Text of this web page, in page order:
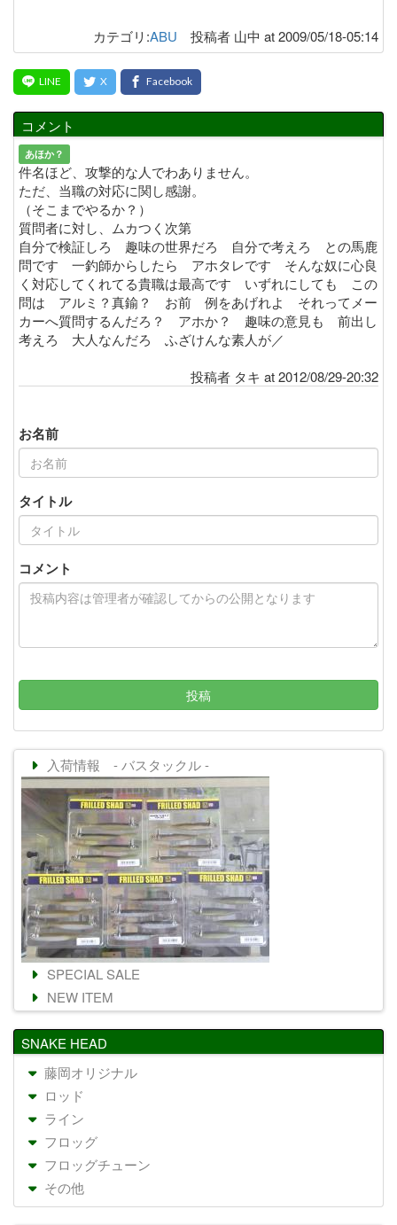
カテゴリ:ABU 投稿者 山中 at 2009/05/18-05:14
コメント
あほか？
件名ほど、攻撃的な人でわありません。
ただ、当職の対応に関し感謝。
（そこまでやるか？）
質問者に対し、ムカつく次第
自分で検証しろ 趣味の世界だろ 自分で考えろ との馬鹿
問です 一釣師からしたら アホタレです そんな奴に心良
く対応してくれてる貴職は最高です いずれにしても この
問は アルミ？真鍮？ お前 例をあげれよ それってメー
カーへ質問するんだろ？ アホか？ 趣味の意見も 前出し
考えろ 大人なんだろ ふざけんな素人が／
投稿者 タキ at 2012/08/29-20:32
お名前
タイトル
コメント
投稿
入荷情報 - バスタックル -
SPECIAL SALE
NEW ITEM
SNAKE HEAD
藤岡オリジナル
ロッド
ライン
フロッグ
フロッグチューン
その他